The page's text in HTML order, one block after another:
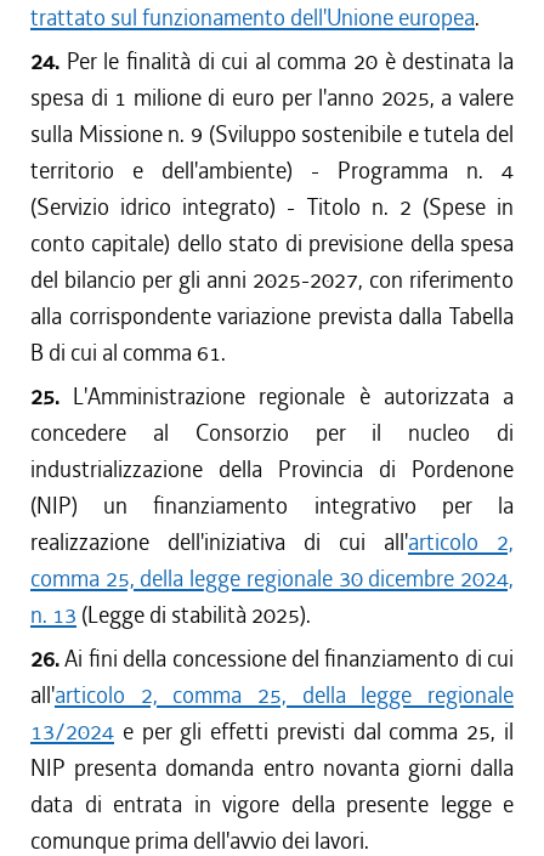
trattato sul funzionamento dell'Unione europea.
24. Per le finalità di cui al comma 20 è destinata la
spesa di 1 milione di euro per l'anno 2025, a valere
sulla Missione n. 9 (Sviluppo sostenibile e tutela del
territorio e dell'ambiente) - Programma n. 4
(Servizio idrico integrato) - Titolo n. 2 (Spese in
conto capitale) dello stato di previsione della spesa
del bilancio per gli anni 2025-2027, con riferimento
alla corrispondente variazione prevista dalla Tabella
B di cui al comma 61.
25. L'Amministrazione regionale è autorizzata a
concedere al Consorzio per il nucleo di
industrializzazione della Provincia di Pordenone
(NIP) un finanziamento integrativo per la
realizzazione dell'iniziativa di cui all'articolo 2,
comma 25, della legge regionale 30 dicembre 2024,
n. 13 (Legge di stabilità 2025).
26.Ai fini della concessione del finanziamento di cui
all'articolo 2, comma 25, della legge regionale
13/2024 e per gli effetti previsti dal comma 25, il
NIP presenta domanda entro novanta giorni dalla
data di entrata in vigore della presente legge e
comunque prima dell'avvio dei lavori.